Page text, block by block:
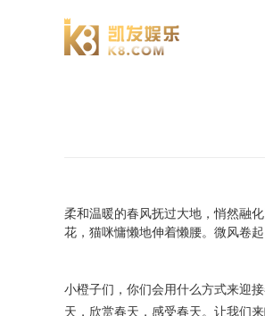
柔和温暖的春风抚过大地，悄然融
花，猫咪慵懒地伸着懒腰。微风卷
小橙子们，你们会用什么方式来迎
天，欣赏春天，感受春天。让我们